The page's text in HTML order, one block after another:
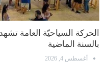
محمد كركوتي يكتب: لا
يوليو 20, 2026